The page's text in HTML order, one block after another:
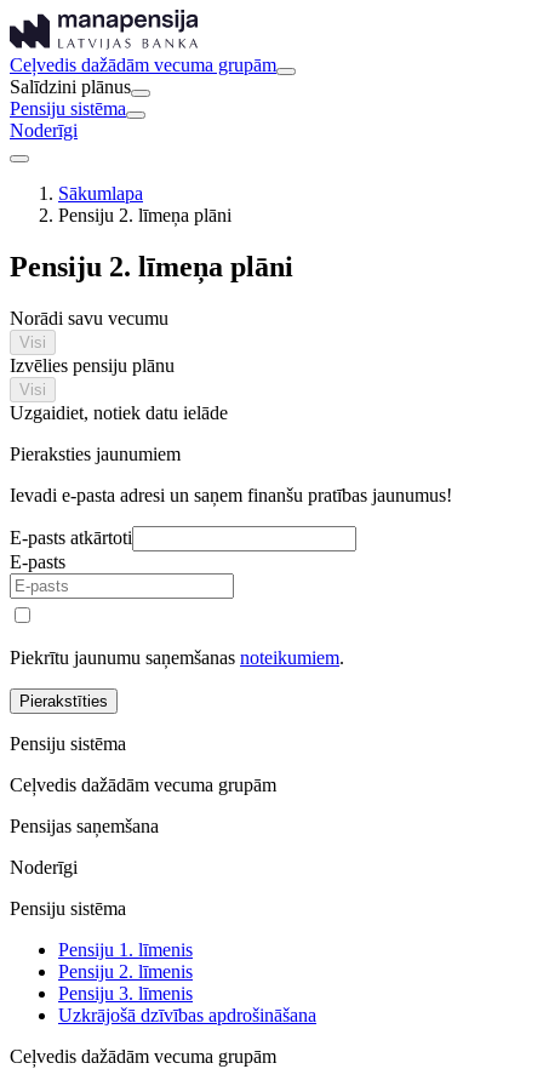
Ceļvedis dažādām vecuma grupām
Salīdzini plānus
Pensiju sistēma
Noderīgi
Sākumlapa
Pensiju 2. līmeņa plāni
Pensiju 2. līmeņa plāni
Norādi savu vecumu
Visi
Izvēlies pensiju plānu
Visi
Uzgaidiet, notiek datu ielāde
Pieraksties jaunumiem
Ievadi e-pasta adresi un saņem finanšu pratības jaunumus!
E-pasts atkārtoti
E-pasts
Piekrītu jaunumu saņemšanas noteikumiem.
Pierakstīties
Pensiju sistēma
Ceļvedis dažādām vecuma grupām
Pensijas saņemšana
Noderīgi
Pensiju sistēma
Pensiju 1. līmenis
Pensiju 2. līmenis
Pensiju 3. līmenis
Uzkrājošā dzīvības apdrošināšana
Ceļvedis dažādām vecuma grupām